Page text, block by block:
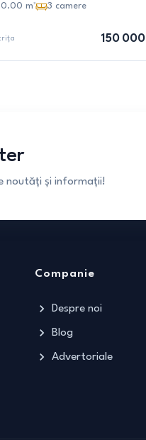
m² 3 camere
150 000
noutăți și informații!
Companie
Despre noi
Blog
Advertoriale